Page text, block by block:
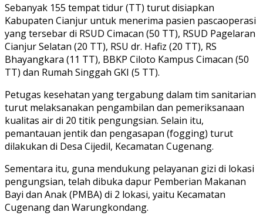
Sebanyak 155 tempat tidur (TT) turut disiapkan
Kabupaten Cianjur untuk menerima pasien pascaoperasi
yang tersebar di RSUD Cimacan (50 TT), RSUD Pagelaran
Cianjur Selatan (20 TT), RSU dr. Hafiz (20 TT), RS
Bhayangkara (11 TT), BBKP Ciloto Kampus Cimacan (50
TT) dan Rumah Singgah GKI (5 TT).
Petugas kesehatan yang tergabung dalam tim sanitarian
turut melaksanakan pengambilan dan pemeriksanaan
kualitas air di 20 titik pengungsian. Selain itu,
pemantauan jentik dan pengasapan (fogging) turut
dilakukan di Desa Cijedil, Kecamatan Cugenang.
Sementara itu, guna mendukung pelayanan gizi di lokasi
pengungsian, telah dibuka dapur Pemberian Makanan
Bayi dan Anak (PMBA) di 2 lokasi, yaitu Kecamatan
Cugenang dan Warungkondang.